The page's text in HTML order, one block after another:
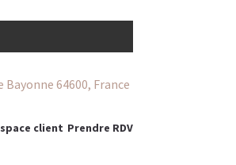
Bayonne64600, France
client Prendre RDV